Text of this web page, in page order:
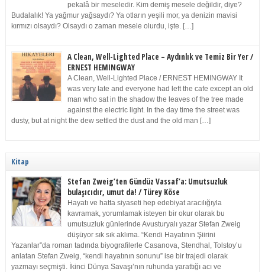
pekalâ bir meseledir. Kim demiş mesele değildir, diye?
Budalalık! Ya yağmur yağsaydı? Ya otların yeşili mor, ya denizin mavisi
kırmızı olsaydı? Olsaydı o zaman mesele olurdu, işte. […]
A Clean, Well-Lighted Place – Aydınlık ve Temiz Bir Yer /
ERNEST HEMINGWAY
A Clean, Well-Lighted Place / ERNEST HEMINGWAY It
was very late and everyone had left the cafe except an old
man who sat in the shadow the leaves of the tree made
against the electric light. In the day time the street was
dusty, but at night the dew settled the dust and the old man […]
Kitap
Stefan Zweig’ten Gündüz Vassaf’a: Umutsuzluk
bulaşıcıdır, umut da! / Türey Köse
Hayatı ve hatta siyaseti hep edebiyat aracılığıyla
kavramak, yorumlamak isteyen bir okur olarak bu
umutsuzluk günlerinde Avusturyalı yazar Stefan Zweig
düşüyor sık sık aklıma. “Kendi Hayatının Şiirini
Yazanlar”da roman tadında biyografilerle Casanova, Stendhal, Tolstoy’u
anlatan Stefan Zweig, “kendi hayatının sonunu” ise bir trajedi olarak
yazmayı seçmişti. İkinci Dünya Savaşı’nın ruhunda yarattığı acı ve